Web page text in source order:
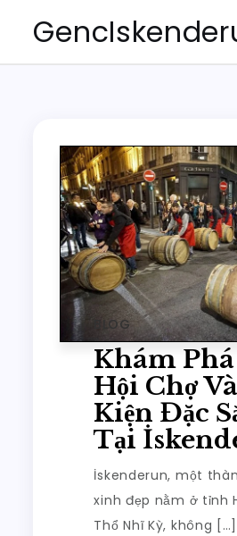
BLOG
Khám Phá
Hội Chợ
Kiện Đặc
Tại
İskenderun, một
xinh đẹp nằm ở tỉnh
Thổ Nhĩ Kỳ, không […]